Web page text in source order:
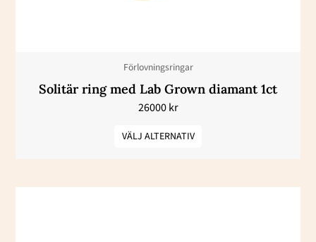
Förlovningsringar
Solitär ring med Lab Grown diamant 1ct
26000kr
VÄLJ ALTERNATIV
på
produktsidan